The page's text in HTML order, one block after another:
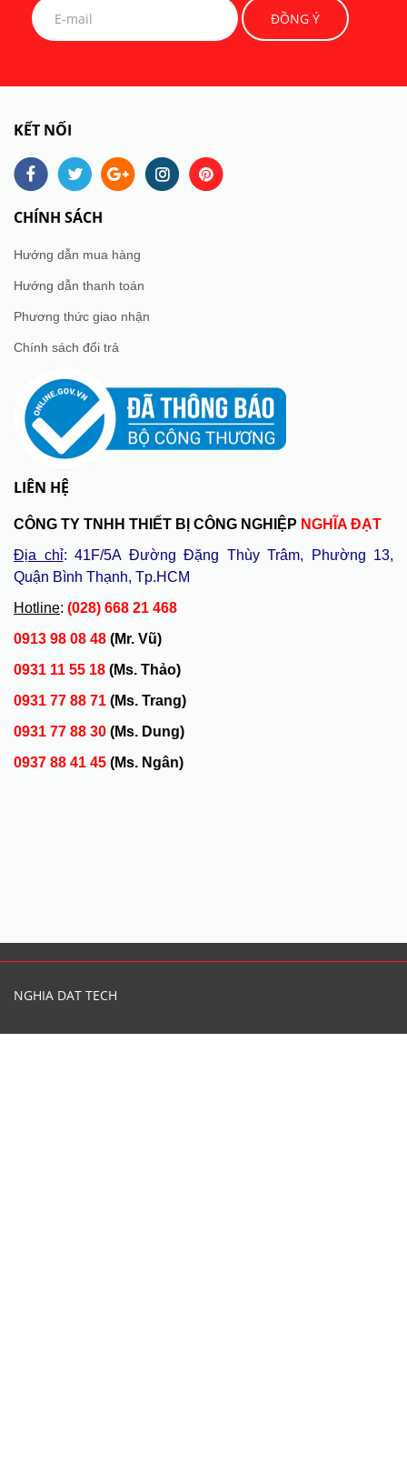
KẾT NỐI
CHÍNH SÁCH
Hướng dẫn mua hàng
Hướng dẫn thanh toán
Phương thức giao nhận
Chính sách đổi trả
LIÊN HỆ
CÔNG TY TNHH THIẾT BỊ CÔNG NGHIỆP NGHĨA ĐẠT
Địa chỉ: 41F/5A Đường Đặng Thùy Trâm, Phường 13,
Quận Bình Thạnh, Tp.HCM
Hotline: (028) 668 21 468
0913 98 08 48 (Mr. Vũ)
0931 11 55 18 (Ms. Thảo)
0931 77 88 71 (Ms. Trang)
0931 77 88 30 (Ms. Dung)
0937 88 41 45 (Ms. Ngân)
NGHIA DAT TECH